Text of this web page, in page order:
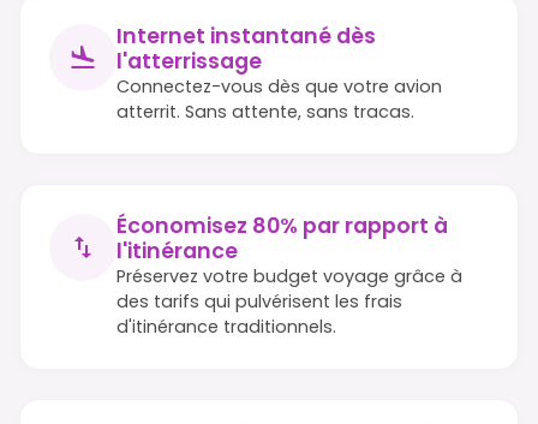
Internet instantané dès
l'atterrissage
Connectez-vous dès que votre avion
atterrit. Sans attente, sans tracas.
Économisez 80% par rapport à
l'itinérance
Préservez votre budget voyage grâce à
des tarifs qui pulvérisent les frais
d'itinérance traditionnels.